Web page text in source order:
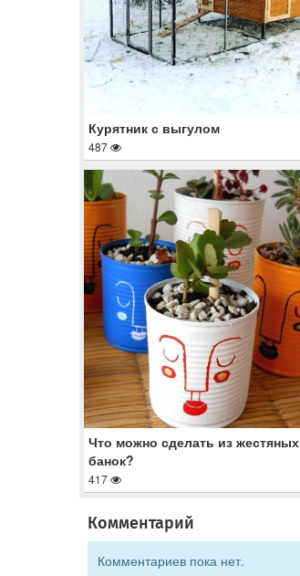
Курятник с выгулом
487
Что можно сделать из жестяных
банок?
417
Комментарий
Комментариев пока нет.